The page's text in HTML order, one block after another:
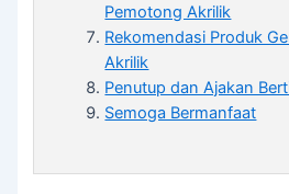
Pemotong Akrilik
Rekomendasi Produk
Akrilik
Penutup dan Ajakan
Semoga Bermanfaat